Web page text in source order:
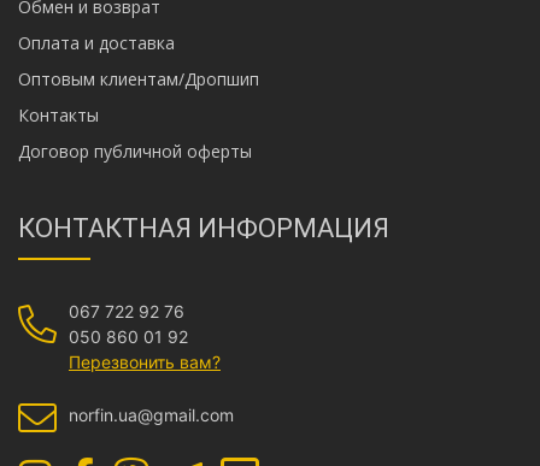
Обмен и возврат
Оплата и доставка
Оптовым клиентам/Дропшип
Контакты
Договор публичной оферты
КОНТАКТНАЯ ИНФОРМАЦИЯ
067 722 92 76
050 860 01 92
Перезвонить вам?
norfin.ua@gmail.com